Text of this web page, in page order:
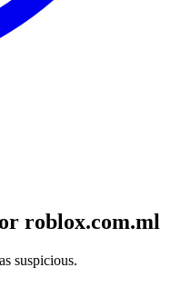
roblox.com.ml
suspicious.